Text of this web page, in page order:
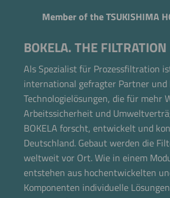
Member of the TSUKISHIMA
BOKELA. THE
Als Spezialist für Prozessfiltration
international gefragter Partner
Technologielösungen, die für mehr
Arbeitssicherheit und
BOKELA forscht, entwickelt und
Deutschland. Gebaut werden die
weltweit vor Ort. Wie in einem
entstehen aus hochentwickelten
Komponenten individuelle